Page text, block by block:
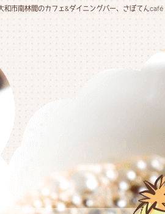
和市南林間のカフェ&ダイニングバー、さぼてんcafé